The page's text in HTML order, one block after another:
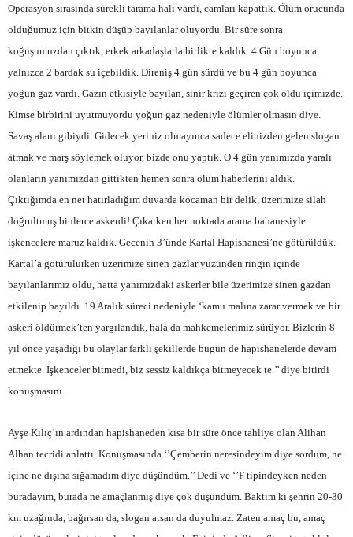
Operasyon sırasında sürekli tarama hali vardı, camları kapattık. Ölüm orucunda
olduğumuz için bitkin düşüp bayılanlar oluyordu. Bir süre sonra
koğuşumuzdan çıktık, erkek arkadaşlarla birlikte kaldık. 4 Gün boyunca
yalnızca 2 bardak su içebildik. Direniş 4 gün sürdü ve bu 4 gün boyunca
yoğun gaz vardı. Gazın etkisiyle bayılan, sinir krizi geçiren çok oldu içimizde.
Kimse birbirini uyutmuyordu yoğun gaz nedeniyle ölümler olmasın diye.
Savaş alanı gibiydi. Gidecek yeriniz olmayınca sadece elinizden gelen slogan
atmak ve marş söylemek oluyor, bizde onu yaptık. O 4 gün yanımızda yaralı
olanların yanımızdan gittikten hemen sonra ölüm haberlerini aldık.
Çıktığımda en net hatırladığım duvarda kocaman bir delik, üzerimize silah
doğrultmuş binlerce askerdi! Çıkarken her noktada arama bahanesiyle
işkencelere maruz kaldık. Gecenin 3’ünde Kartal Hapishanesi’ne götürüldük.
Kartal’a götürülürken üzerimize sinen gazlar yüzünden ringin içinde
bayılanlarımız oldu, hatta yanımızdaki askerler bile üzerimize sinen gazdan
etkilenip bayıldı. 19 Aralık süreci nedeniyle ‘kamu malına zarar vermek ve bir
askeri öldürmek’ten yargılandık, hala da mahkemelerimiz sürüyor. Bizlerin 8
yıl önce yaşadığı bu olaylar farklı şekillerde bugün de hapishanelerde devam
etmekte. İşkenceler bitmedi, biz sessiz kaldıkça bitmeyecek te.’’ diye bitirdi
konuşmasını.
Ayşe Kılıç’ın ardından hapishaneden kısa bir süre önce tahliye olan Alihan
Alhan tecridi anlattı. Konuşmasında ‘’Çemberin neresindeyim diye sordum, ne
içine ne dışına sığamadım diye düşündüm.’’ Dedi ve ‘’F tipindeyken neden
buradayım, burada ne amaçlanmış diye çok düşündüm. Baktım ki şehrin 20-30
km uzağında, bağırsan da, slogan atsan da duyulmaz. Zaten amaç bu, amaç